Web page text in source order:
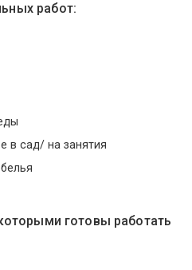
работ:
в сад/ на занятия
готовы работать